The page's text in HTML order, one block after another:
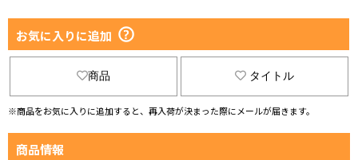
お気に入りに追加
商品 タイトル
※商品をお気に入りに追加すると、再入荷が決まった際にメールが届きます。
商品情報